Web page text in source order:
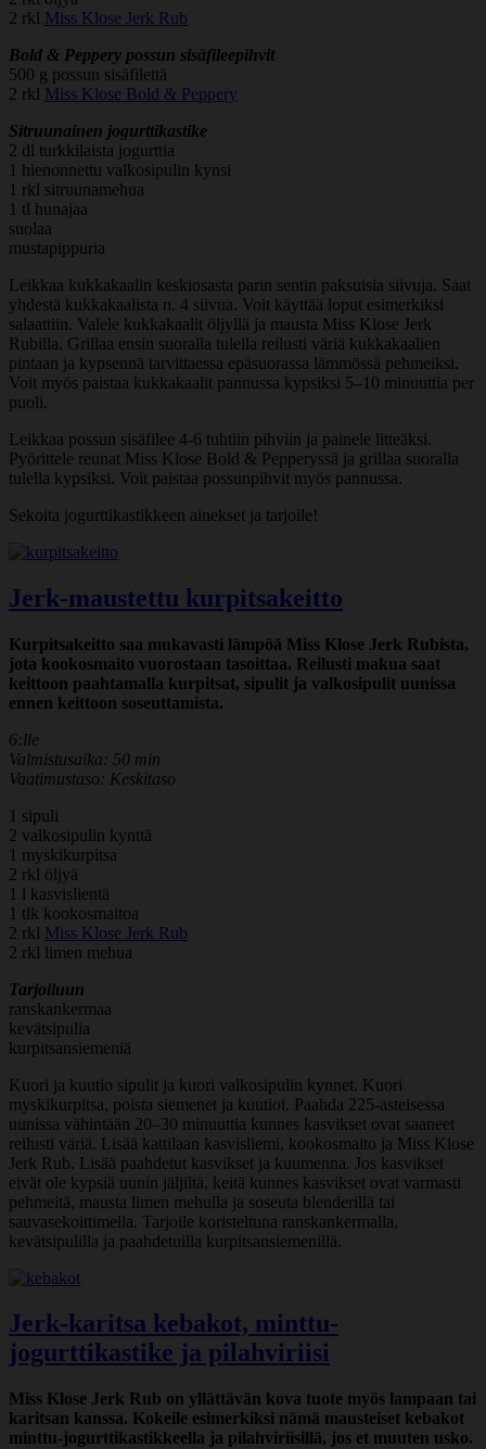
2 rkl Miss Klose Jerk Rub
Bold & Peppery possun sisäfileepihvit
500 g possun sisäfilettä
2 rkl Miss Klose Bold & Peppery
Sitruunainen jogurttikastike
2 dl turkkilaista jogurttia
1 hienonnettu valkosipulin kynsi
1 rkl sitruunamehua
1 tl hunajaa
suolaa
mustapippuria
Leikkaa kukkakaalin keskiosasta parin sentin paksuisia siivuja. Saat
yhdestä kukkakaalista n. 4 siivua. Voit käyttää loput esimerkiksi
salaattiin. Valele kukkakaalit öljyllä ja mausta Miss Klose Jerk
Rubilla. Grillaa ensin suoralla tulella reilusti väriä kukkakaalien
pintaan ja kypsennä tarvittaessa epäsuorassa lämmössä pehmeiksi.
Voit myös paistaa kukkakaalit pannussa kypsiksi 5–10 minuuttia per
puoli.
Leikkaa possun sisäfilee 4-6 tuhtiin pihviin ja painele litteäksi.
Pyörittele reunat Miss Klose Bold & Pepperyssä ja grillaa suoralla
tulella kypsiksi. Voit paistaa possunpihvit myös pannussa.
Sekoita jogurttikastikkeen ainekset ja tarjoile!
Jerk-maustettu kurpitsakeitto
Kurpitsakeitto saa mukavasti lämpöä Miss Klose Jerk Rubista,
jota kookosmaito vuorostaan tasoittaa. Reilusti makua saat
keittoon paahtamalla kurpitsat, sipulit ja valkosipulit uunissa
ennen keittoon soseuttamista.
6:lle
Valmistusaika: 50 min
Vaatimustaso: Keskitaso
1 sipuli
2 valkosipulin kynttä
1 myskikurpitsa
2 rkl öljyä
1 l kasvislientä
1 tlk kookosmaitoa
2 rkl Miss Klose Jerk Rub
2 rkl limen mehua
Tarjoiluun
ranskankermaa
kevätsipulia
kurpitsansiemeniä
Kuori ja kuutio sipulit ja kuori valkosipulin kynnet. Kuori
myskikurpitsa, poista siemenet ja kuutioi. Paahda 225-asteisessa
uunissa vähintään 20–30 minuuttia kunnes kasvikset ovat saaneet
reilusti väriä. Lisää kattilaan kasvisliemi, kookosmaito ja Miss Klose
Jerk Rub. Lisää paahdetut kasvikset ja kuumenna. Jos kasvikset
eivät ole kypsiä uunin jäljiltä, keitä kunnes kasvikset ovat varmasti
pehmeitä, mausta limen mehulla ja soseuta blenderillä tai
sauvasekoittimella. Tarjoile koristeltuna ranskankermalla,
kevätsipulilla ja paahdetuilla kurpitsansiemenillä.
Jerk-karitsa kebakot, minttu-
jogurttikastike ja pilahviriisi
Miss Klose Jerk Rub on yllättävän kova tuote myös lampaan tai
karitsan kanssa. Kokeile esimerkiksi nämä mausteiset kebakot
minttu-jogurttikastikkeella ja pilahviriisillä, jos et muuten usko.